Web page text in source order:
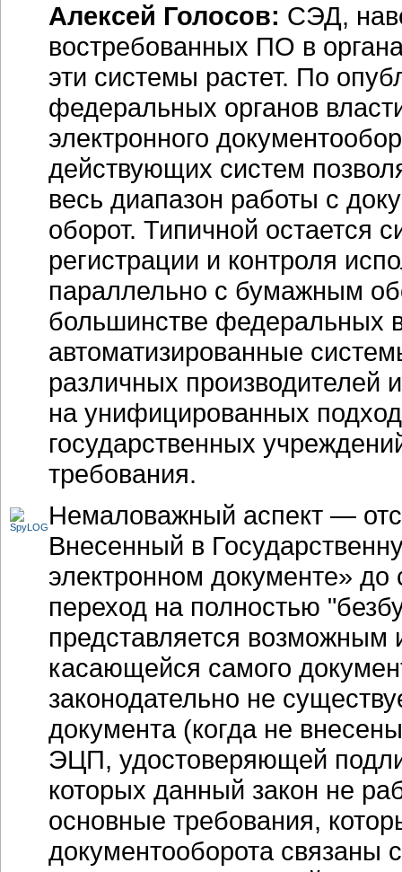
Алексей Голосов: СЭД,
востребованных ПО в
эти системы растет. По
федеральных органов
электронного
действующих систем
весь диапазон работы с
оборот. Типичной остается
регистрации и контроля
параллельно с бумажным
большинстве федеральных
автоматизированные
различных производителей
на унифицированных
государственных
требования.
Немаловажный аспект —
Внесенный в
электронном документе» до
переход на полностью
представляется возможным
касающейся самого
законодательно не
документа (когда не
ЭЦП, удостоверяющей
которых данный закон не
основные требования,
документооборота связаны